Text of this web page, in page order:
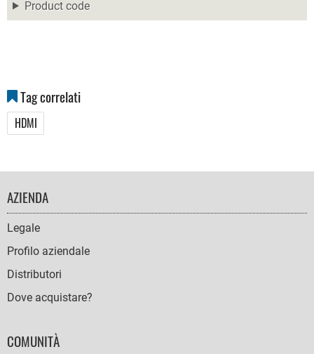
Product code
Tag correlati
HDMI
FOOTER
NAVIGATION
AZIENDA
Legale
Profilo aziendale
Distributori
Dove acquistare?
COMUNITÀ